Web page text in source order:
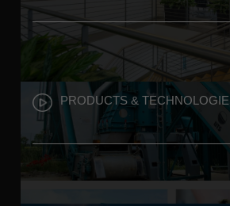
PRODUCTS &